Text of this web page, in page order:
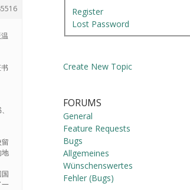
地
一
Register
Lost Password
Create New Topic
FORUMS
General
Feature Requests
Bugs
Allgemeines
Wünschenswertes
Fehler (Bugs)